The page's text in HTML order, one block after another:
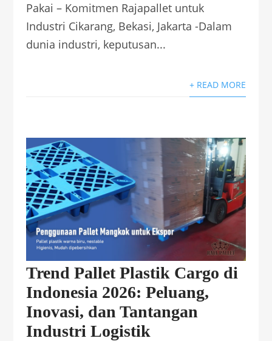
Pakai – Komitmen Rajapallet untuk
Industri Cikarang, Bekasi, Jakarta -Dalam
dunia industri, keputusan...
+ READ MORE
Trend Pallet Plastik Cargo di
Indonesia 2026: Peluang,
Inovasi, dan Tantangan
Industri Logistik